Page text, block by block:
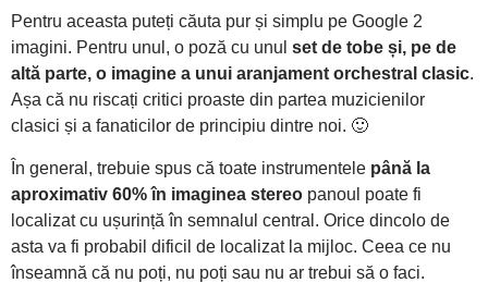
Pentru aceasta puteți căuta pur și simplu pe Google 2
imagini. Pentru unul, o poză cu unul set de tobe și, pe de
altă parte, o imagine a unui aranjament orchestral clasic.
Așa că nu riscați critici proaste din partea muzicienilor
clasici și a fanaticilor de principiu dintre noi. 🙂
În general, trebuie spus că toate instrumentele până la
aproximativ 60% în imaginea stereo panoul poate fi
localizat cu ușurință în semnalul central. Orice dincolo de
asta va fi probabil dificil de localizat la mijloc. Ceea ce nu
înseamnă că nu poți, nu poți sau nu ar trebui să o faci.